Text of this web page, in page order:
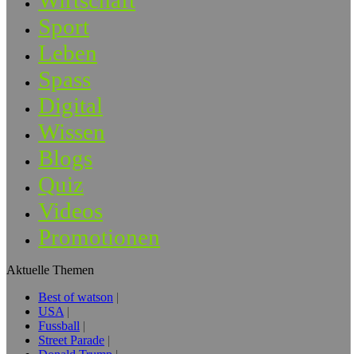
Sport
Leben
Spass
Digital
Wissen
Blogs
Quiz
Videos
Promotionen
Aktuelle Themen
Best of watson
USA
Fussball
Street Parade